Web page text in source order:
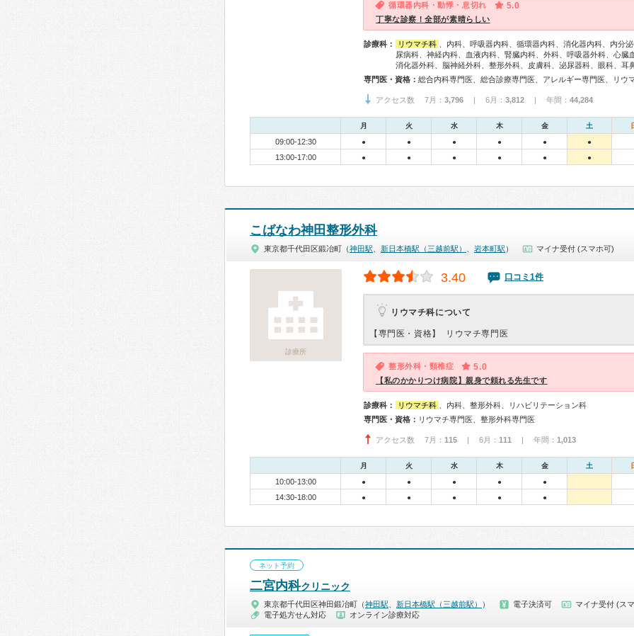
循環器内科・動悸・息切れ 5.0
丁寧な診察！全部が素晴らしい
診療科： リウマチ科
、内科、呼吸器内科、循環器内科、消化器内科、内分
尿病科、神経内科、血液内科、腎臓内科、外科、呼吸器外科、心臓
消化器外科、脳神経外科、整形外科、皮膚科、泌尿器科、眼科、耳
専門医・資格：
アクセス数 7月： 3,796 | 6月： 3,812 | 年間： 44,284
月 火 水 木 金 土
09:00-12:30 ● ● ● ● ● ●
13:00-17:00 ● ● ● ● ● ●
こばなわ神田整形外科
東京都千代田区鍛冶町（神田駅 新日本橋駅（三越前駅） 岩本町駅 ） マイナ受付 (スマホ可)
診療所
3.40 口コミ1件
リウマチ科について
【専門医・資格】 リウマチ専門医
整形外科・頸椎症 5.0
【私のかかりつけ病院】親身で頼れる先生です
診療科： リウマチ科
、内科、整形外科、リハビリテーション科
専門医・資格： リウマチ専門医、整形外科専門医
アクセス数 7月： 115 | 6月： 111 | 年間： 1,013
月 火 水 木 金 土
10:00-13:00 ● ● ● ● ●
14:30-18:00 ● ● ● ● ●
ネット予約
二宮内科クリニック
東京都千代田区神田鍛冶町（神田駅 新日本橋駅（三越前駅） ） 電子決済可
マイナ受付 (ス
電子処方せん対応
オンライン診療対応